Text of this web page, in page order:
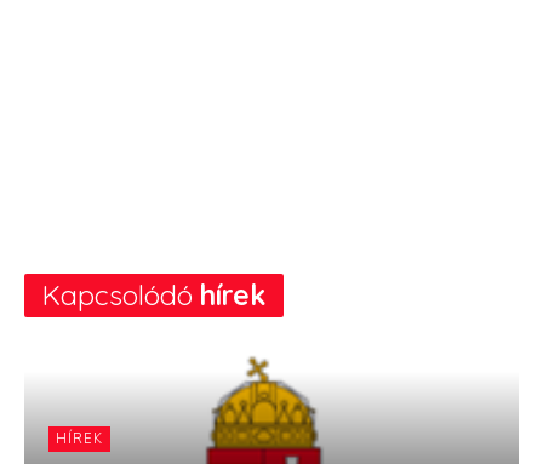
Kapcsolódó hírek
HÍREK